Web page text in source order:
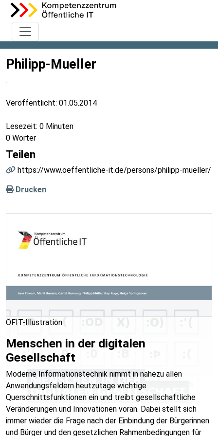
Philipp-Mueller
Veröffentlicht: 01.05.2014
Lesezeit: 0 Minuten
0 Wörter
Teilen
https://www.oeffentliche-it.de/persons/philipp-mueller/
Drucken
ÖFIT-Illustration
Menschen in der digitalen
Gesellschaft
Moderne Informationstechnik nimmt in nahezu allen
Anwendungsfeldern heutzutage wichtige
Querschnittsfunktionen ein und treibt gesellschaftliche
Veränderungen und Innovationen voran. Dabei stellt sich
immer wieder die Frage nach der Einbindung der Bürgerinnen
und Bürger und den gesetzlichen Rahmenbedingungen für